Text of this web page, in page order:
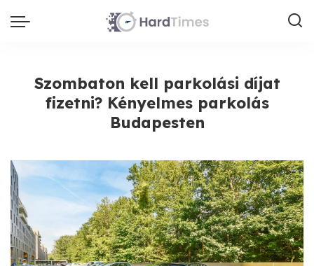
Szombaton kell parkolási díjat
fizetni? Kényelmes parkolás
Budapesten